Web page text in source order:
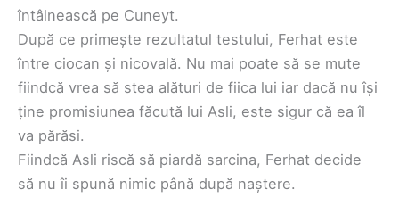
întâlnească pe Cuneyt.
După ce primește rezultatul testului, Ferhat este
între ciocan și nicovală. Nu mai poate să se mute
fiindcă vrea să stea alături de fiica lui iar dacă nu își
ține promisiunea făcută lui Asli, este sigur că ea îl
va părăsi.
Fiindcă Asli riscă să piardă sarcina, Ferhat decide
să nu îi spună nimic până după naștere.